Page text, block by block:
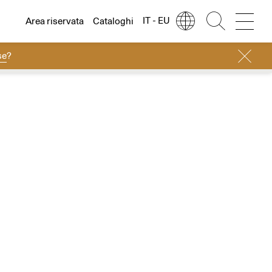
?
Area riservata Cataloghi IT - EU